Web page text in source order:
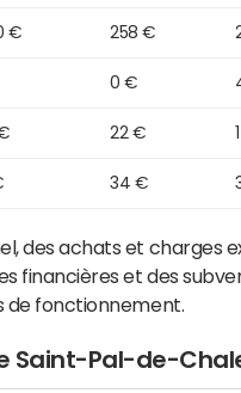
€ 258 €
0 €
22 €
34 €
des achats et charges
financières et des
de fonctionnement.
Saint-Pal-de-